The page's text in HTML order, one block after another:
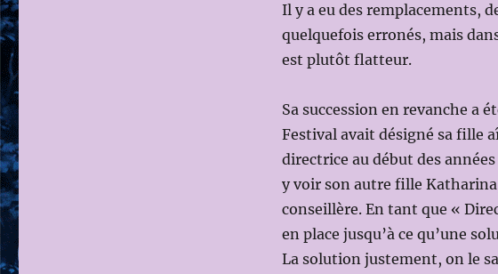
Il y a eu des remplacements,
quelquefois erronés, mais
est plutôt flatteur.
Sa succession en revanche a
Festival avait désigné sa fille
directrice au début des
y voir son autre fille
conseillère. En tant que «
en place jusqu’à ce qu’une
La solution justement, on le